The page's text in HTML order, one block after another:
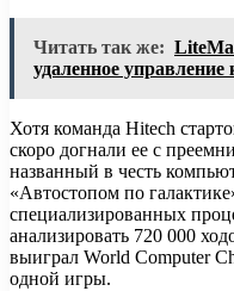
Читать так же:
удаленное
Хотя команда Hitech
скоро догнали ее с
названный в честь
«Автостопом по
специализированных
анализировать 720 000
выиграл World Computer
одной игры.